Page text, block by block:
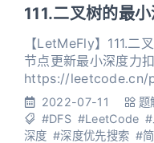
111.二叉树的最
【LetMeFly】111.二
节点更新最小深度力扣
https://leetcode.cn/
of-binary-tree/ 给定
最小深度是从根节点
节点数量。 说明：叶子节点是指没有子节点的节点。
2022-07-11 题
#DFS #LeetCode #
深度 #深度优先搜索 #